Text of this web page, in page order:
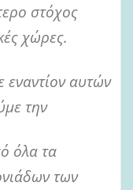
στόχος
χώρες.
εναντίον αυτών
την
όλα τα
των